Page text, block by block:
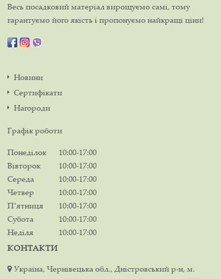
Весь посадковий матеріал вирощуємо самі, тому
гарантуємо його якість і пропонуємо найкращі ціни!
Новини
Сертифікати
Нагороди
Графік роботи
Понеділок
10:00-17:00
Вівторок
10:00-17:00
Середа
10:00-17:00
Четвер
10:00-17:00
Пʼятниця
10:00-17:00
Субота
10:00-17:00
Неділя
10:00-17:00
КОНТАКТИ
Україна, Чернівецька обл., Дністровський р-н, м.